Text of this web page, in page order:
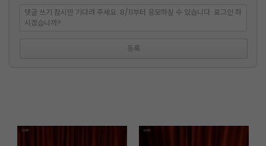
댓글 쓰기 잠시만 기다려 주세요. 8/11부터 응모하실 수 있습니다. 로그인 하
시겠습니까?